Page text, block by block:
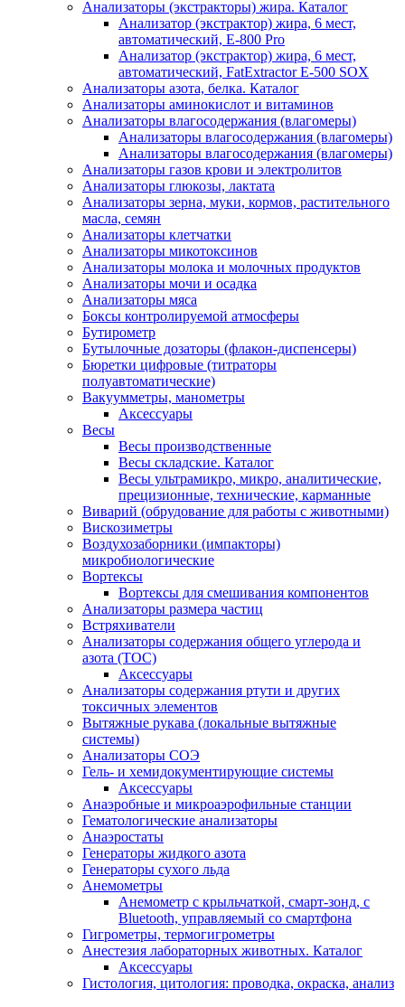
Анализаторы (экстракторы) жира. Каталог
Анализатор (экстрактор) жира, 6 мест,
автоматический, E-800 Pro
Анализатор (экстрактор) жира, 6 мест,
автоматический, FatExtractor E-500 SOX
Анализаторы азота, белка. Каталог
Анализаторы аминокислот и витаминов
Анализаторы влагосодержания (влагомеры)
Анализаторы влагосодержания (влагомеры)
Анализаторы влагосодержания (влагомеры)
Анализаторы газов крови и электролитов
Анализаторы глюкозы, лактата
Анализаторы зерна, муки, кормов, растительного
масла, семян
Анализаторы клетчатки
Анализаторы микотоксинов
Анализаторы молока и молочных продуктов
Анализаторы мочи и осадка
Анализаторы мяса
Боксы контролируемой атмосферы
Бутирометр
Бутылочные дозаторы (флакон-диспенсеры)
Бюретки цифровые (титраторы
полуавтоматические)
Вакуумметры, манометры
Аксессуары
Весы
Весы производственные
Весы складские. Каталог
Весы ультрамикро, микро, аналитические,
прецизионные, технические, карманные
Виварий (обрудование для работы с животными)
Вискозиметры
Воздухозаборники (импакторы)
микробиологические
Вортексы
Вортексы для смешивания компонентов
Анализаторы размера частиц
Встряхиватели
Анализаторы содержания общего углерода и
азота (ТОС)
Аксессуары
Анализаторы содержания ртути и других
токсичных элементов
Вытяжные рукава (локальные вытяжные
системы)
Анализаторы СОЭ
Гель- и хемидокументирующие системы
Аксессуары
Анаэробные и микроаэрофильные станции
Гематологические анализаторы
Анаэростаты
Генераторы жидкого азота
Генераторы сухого льда
Анемометры
Анемометр с крыльчаткой, смарт-зонд, с
Bluetooth, управляемый со смартфона
Гигрометры, термогигрометры
Анестезия лабораторных животных. Каталог
Аксессуары
Гистология, цитология: проводка, окраска, анализ